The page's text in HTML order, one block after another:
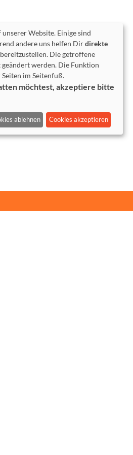
Website. Einige sind
andere uns helfen Dirdirekte
bereitzustellen. Die getroffene
werden. Die Funktion
im Seitenfuß.
möchtest, akzeptiere bitte
ablehnen Cookies akzeptieren